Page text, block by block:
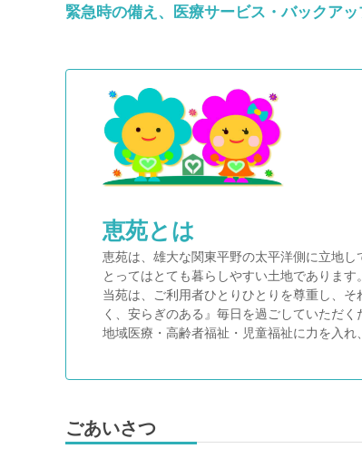
緊急時の備え、医療サービス・バックア
恵苑とは
恵苑は、雄大な関東平野の太平洋側に立地
とってはとても暮らしやすい土地であります。
当苑は、ご利用者ひとりひとりを尊重し、
く、安らぎのある』毎日を過ごしていただ
地域医療・高齢者福祉・児童福祉に力を入れ
ごあいさつ